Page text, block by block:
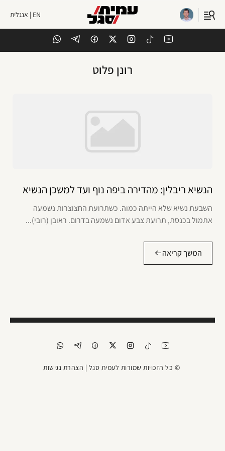
EN | אנגלית
רונן פלוט
הנשיא ריבלין: מהדירה ביפה נוף ועד למשכן הנשיא
השבעת נשיא שלא הייתה כמוה. כשתרועת החצוצרות נשמעה
אתמול בכנסת, תרועת צבע אדום נשמעה בדרום. ראובן (רובי)...
המשך קריאה
© כל הזכויות שמורות לעמית סגל | הצהרת נגישות